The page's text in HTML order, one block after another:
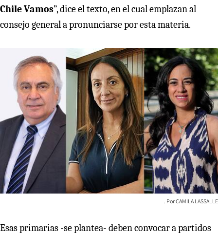
Chile Vamos”, dice el texto, en el cual emplazan al
consejo general a pronunciarse por esta materia.
CAMILA LASSALLE
Esas primarias -se plantea- deben convocar a partidos